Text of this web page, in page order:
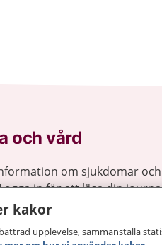
och vård
om sjukdomar och
in för att läsa din
1177 för
kakor
upplevelse, sammanställa